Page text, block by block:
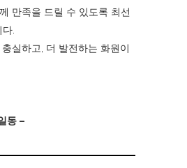
만족을 드릴 수 있도록 최선
.
실하고, 더 발전하는 화원이
동 –